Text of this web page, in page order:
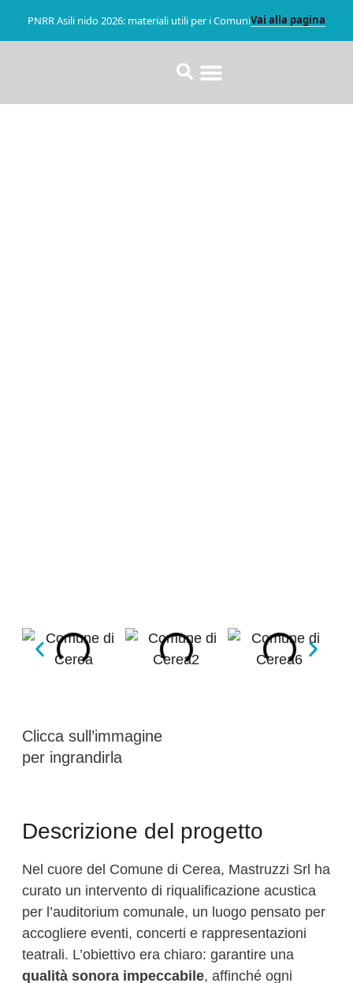
PNRR Asili nido 2026: materiali utili per i ComuniVai alla pagina
Clicca sull’immagine
per ingrandirla
Descrizione del progetto
Nel cuore del Comune di Cerea, Mastruzzi Srl ha
curato un intervento di riqualificazione acustica
per l’auditorium comunale, un luogo pensato per
accogliere eventi, concerti e rappresentazioni
teatrali. L’obiettivo era chiaro: garantire una
qualità sonora impeccabile, affinché ogni